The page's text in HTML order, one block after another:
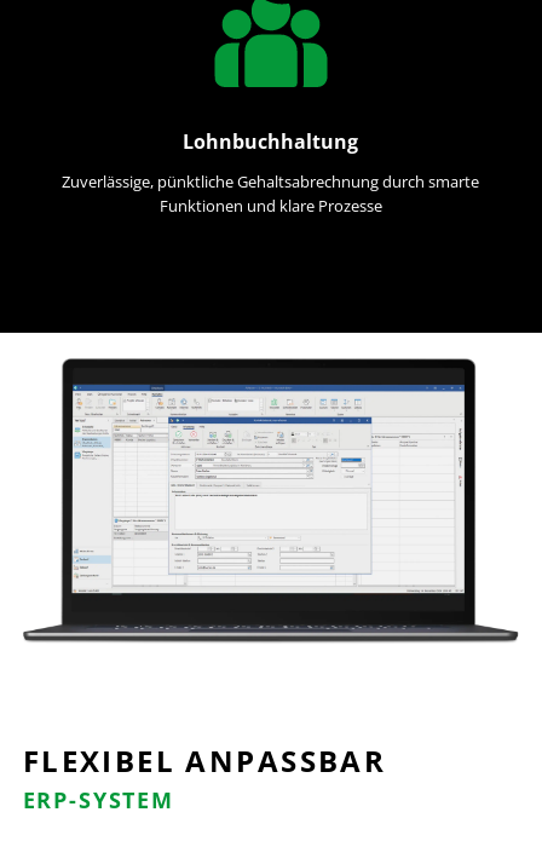
Lohnbuchhaltung
Zuverlässige, pünktliche Gehaltsabrechnung durch smarte
Funktionen und klare Prozesse
FLEXIBEL ANPASSBAR
ERP-SYSTEM